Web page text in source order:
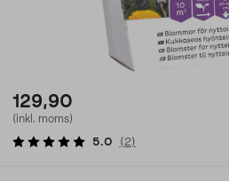
129,90
(inkl. moms)
5.0 ( 2)